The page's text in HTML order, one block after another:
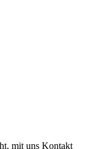
mit uns Kontakt